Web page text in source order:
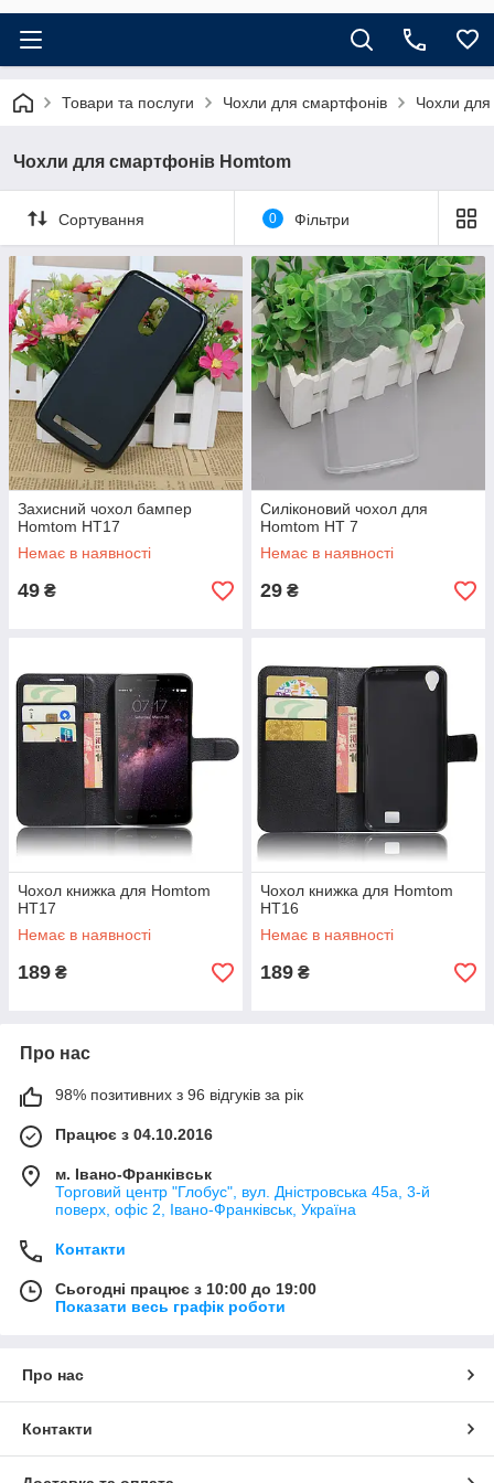
Товари та послуги Чохли для смартфонів Чохли
Чохли для смартфонів Homtom
Сортування 0 Фільтри
Захисний чохол бампер
Homtom HT17
Немає в наявності
49 ₴
Силіконовий чохол для
Homtom HT 7
Немає в наявності
29 ₴
Чохол книжка для Homtom
HT17
Немає в наявності
189 ₴
Чохол книжка для Homtom
HT16
Немає в наявності
189 ₴
Про нас
98% позитивних з 96 відгуків за рік
Працює з 04.10.2016
м. Івано-Франківськ
Торговий центр "Глобус", вул. Дністровська 45а, 3-й
поверх, офіс 2, Івано-Франківськ, Україна
Контакти
Сьогодні працює з 10:00 до 19:00
Показати весь графік роботи
Про нас
Контакти